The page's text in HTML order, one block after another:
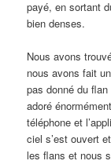
payé, en sortant
bien denses.
Nous avons
nous avons fait
pas donné du
adoré
téléphone et
ciel s’est ouvert
les flans et nous